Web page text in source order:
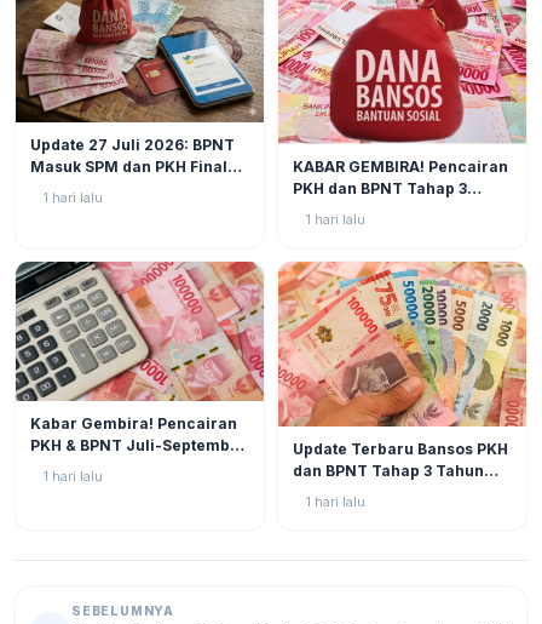
Update 27 Juli 2026: BPNT
Masuk SPM dan PKH Final
Closing, Kapan Uang Bansos
1 hari lalu
KABAR GEMBIRA! Pencairan
PKH dan BPNT Tahap 3
1 hari lalu
Kabar Gembira! Pencairan
PKH & BPNT Juli-September
2026 Kian Dekat, Status SPM
1 hari lalu
Update Terbaru Bansos PKH
dan BPNT Tahap 3 Tahun
2026: Progres di Akhir Juli
1 hari lalu
SEBELUMNYA